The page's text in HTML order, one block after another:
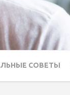
СОВЕТЫ